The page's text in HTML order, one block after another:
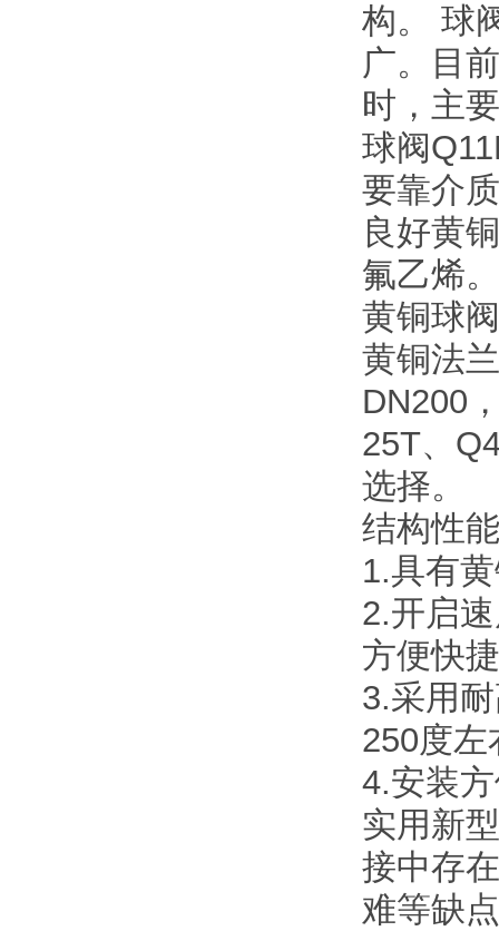
构。 球
广。目
时，主
球阀
要靠介
良好黄
氟乙烯
黄铜球
黄铜法
DN200
25T、
选择。
结构性
1.具有
2.开启
方便快
3.采用
250度
4.安装
实用新
接中存
难等缺